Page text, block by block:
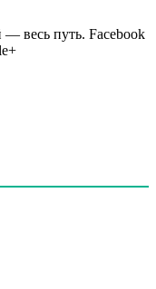
весь путь. Facebook